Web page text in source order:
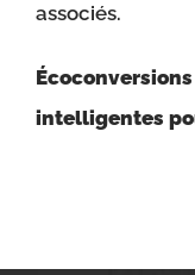
associés.
intelligentes